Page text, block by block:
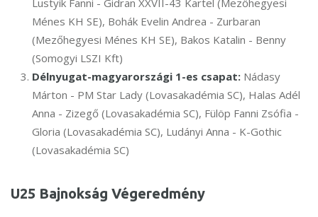
Lustyik Fanni - Gidran XXVII-43 Kartel (Mezőhegyesi
Ménes KH SE), Bohák Evelin Andrea - Zurbaran
(Mezőhegyesi Ménes KH SE), Bakos Katalin - Benny
(Somogyi LSZI Kft)
Délnyugat-magyarországi 1-es csapat: Nádasy
Márton - PM Star Lady (Lovasakadémia SC), Halas Adél
Anna - Zizegő (Lovasakadémia SC), Fülöp Fanni Zsófia -
Gloria (Lovasakadémia SC), Ludányi Anna - K-Gothic
(Lovasakadémia SC)
U25 Bajnokság Végeredmény